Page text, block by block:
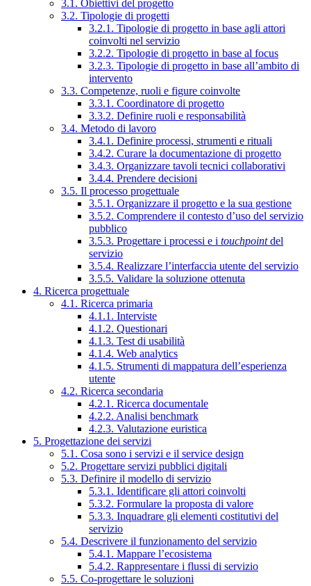
3.1. Obiettivi del progetto
3.2. Tipologie di progetti
3.2.1. Tipologie di progetto in base agli attori
coinvolti nel servizio
3.2.2. Tipologie di progetto in base al focus
3.2.3. Tipologie di progetto in base all’ambito di
intervento
3.3. Competenze, ruoli e figure coinvolte
3.3.1. Coordinatore di progetto
3.3.2. Definire ruoli e responsabilità
3.4. Metodo di lavoro
3.4.1. Definire processi, strumenti e rituali
3.4.2. Curare la documentazione di progetto
3.4.3. Organizzare tavoli tecnici collaborativi
3.4.4. Prendere decisioni
3.5. Il processo progettuale
3.5.1. Organizzare il progetto e la sua gestione
3.5.2. Comprendere il contesto d’uso del servizio
pubblico
3.5.3. Progettare i processi e i touchpointdel
servizio
3.5.4. Realizzare l’interfaccia utente del servizio
3.5.5. Validare la soluzione ottenuta
4. Ricerca progettuale
4.1. Ricerca primaria
4.1.1. Interviste
4.1.2. Questionari
4.1.3. Test di usabilità
4.1.4. Web analytics
4.1.5. Strumenti di mappatura dell’esperienza
utente
4.2. Ricerca secondaria
4.2.1. Ricerca documentale
4.2.2. Analisi benchmark
4.2.3. Valutazione euristica
5. Progettazione dei servizi
5.1. Cosa sono i servizi e il service design
5.2. Progettare servizi pubblici digitali
5.3. Definire il modello di servizio
5.3.1. Identificare gli attori coinvolti
5.3.2. Formulare la proposta di valore
5.3.3. Inquadrare gli elementi costitutivi del
servizio
5.4. Descrivere il funzionamento del servizio
5.4.1. Mappare l’ecosistema
5.4.2. Rappresentare i flussi di servizio
5.5. Co-progettare le soluzioni